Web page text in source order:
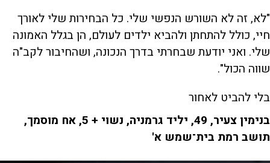
"לא, זה לא השורש הנפשי שלי. כל הבחירות שלי לאורך
חיי, כולל להתחתן ולהביא ילדים לעולם, הן בגלל האמונה
שלי. ואני יודעת שבחרתי בדרך הנכונה, ושהחיבור לקב"ה
שווה הכול".
בלי להביט לאחור
בנימין צעיר, 49, יליד גרמניה, נשוי + 5, אח מוסמך,
תושב רמת בית־שמש א'